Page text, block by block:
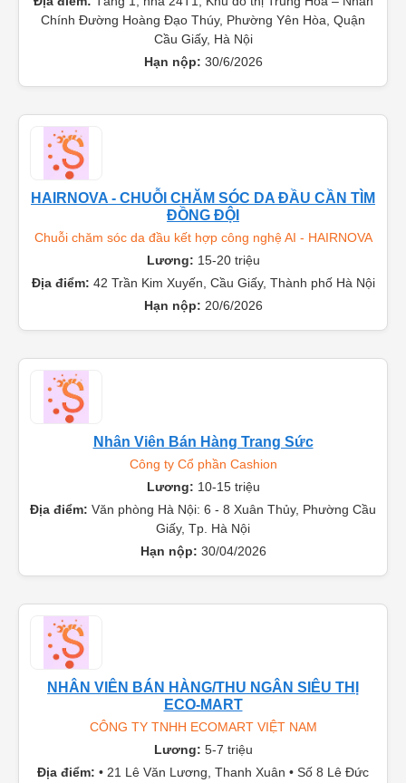
Chính Đường Hoàng Đạo Thúy, Phường Yên Hòa, Quận
Cầu Giấy, Hà Nội
Hạn nộp: 30/6/2026
HAIRNOVA - CHUỖI CHĂM SÓC DA ĐẦU CẦN TÌM
ĐỒNG ĐỘI
Chuỗi chăm sóc da đầu kết hợp công nghệ AI - HAIRNOVA
Lương: 15-20 triệu
Địa điểm: 42 Trần Kim Xuyến, Cầu Giấy, Thành phố Hà Nội
Hạn nộp: 20/6/2026
Nhân Viên Bán Hàng Trang Sức
Công ty Cổ phần Cashion
Lương: 10-15 triệu
Địa điểm: Văn phòng Hà Nội: 6 - 8 Xuân Thủy, Phường Cầu
Giấy, Tp. Hà Nội
Hạn nộp: 30/04/2026
NHÂN VIÊN BÁN HÀNG/THU NGÂN SIÊU THỊ
ECO-MART
CÔNG TY TNHH ECOMART VIỆT NAM
Lương: 5-7 triệu
Địa điểm: • 21 Lê Văn Lương, Thanh Xuân • Số 8 Lê Đức